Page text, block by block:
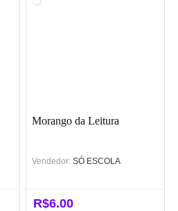
Morango da Leitura
Vendedor: SÓ ESCOLA
R$6.00